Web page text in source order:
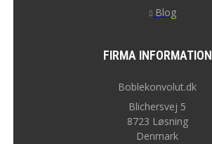
Blog
FIRMA INFORMATION
Boblekonvolut.dk
Blichersvej 5
8723 Løsning
Denmark